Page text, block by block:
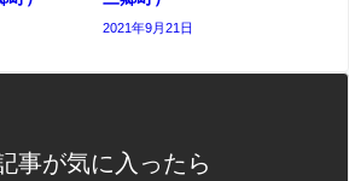
2021年9月21日
事が気に入ったら